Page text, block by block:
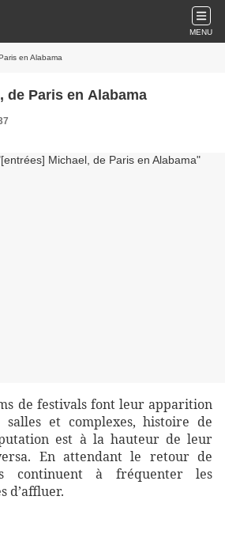
MENU
en Alabama
de Paris en Alabama
de festivals font leur apparition
salles et complexes, histoire de
est à la hauteur de leur
En attendant le retour de
continuent à fréquenter les
d’affluer.